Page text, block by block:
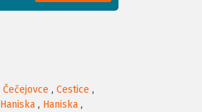
Čečejovce , Cestice ,
Haniska , Haniska ,